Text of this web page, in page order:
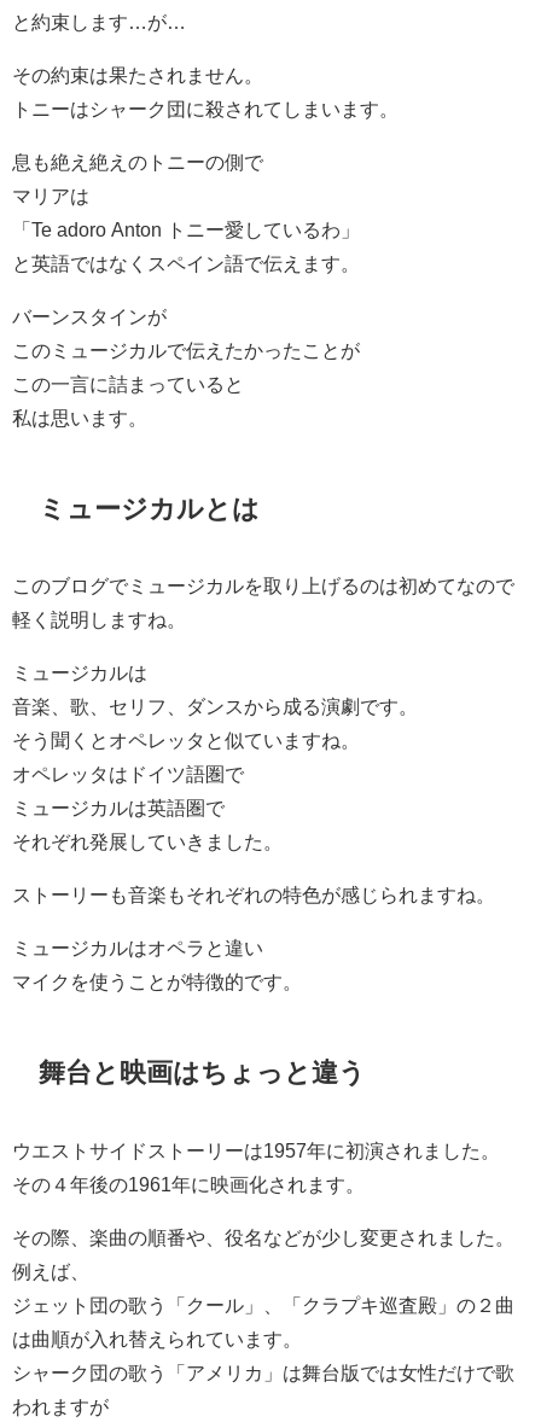
と約束します…が…
その約束は果たされません。
トニーはシャーク団に殺されてしまいます。
息も絶え絶えのトニーの側で
マリアは
「Te adoro Anton トニー愛しているわ」
と英語ではなくスペイン語で伝えます。
バーンスタインが
このミュージカルで伝えたかったことが
この一言に詰まっていると
私は思います。
ミュージカルとは
このブログでミュージカルを取り上げるのは初めてなので
軽く説明しますね。
ミュージカルは
音楽、歌、セリフ、ダンスから成る演劇です。
そう聞くとオペレッタと似ていますね。
オペレッタはドイツ語圏で
ミュージカルは英語圏で
それぞれ発展していきました。
ストーリーも音楽もそれぞれの特色が感じられますね。
ミュージカルはオペラと違い
マイクを使うことが特徴的です。
舞台と映画はちょっと違う
ウエストサイドストーリーは1957年に初演されました。
その４年後の1961年に映画化されます。
その際、楽曲の順番や、役名などが少し変更されました。
例えば、
ジェット団の歌う「クール」、「クラプキ巡査殿」の２曲
は曲順が入れ替えられています。
シャーク団の歌う「アメリカ」は舞台版では女性だけで歌
われますが